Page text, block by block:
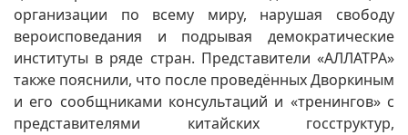
организации по всему миру, нарушая свободу
вероисповедания и подрывая демократические
институты в ряде стран. Представители «АЛЛАТРА»
также пояснили, что после проведённых Дворкиным
и его сообщниками консультаций и «тренингов» с
представителями китайских госструктур,